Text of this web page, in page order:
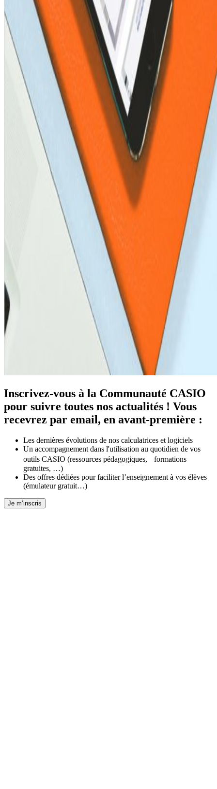
Inscrivez-vous à la Communauté CASIO
pour suivre toutes nos actualités ! Vous
recevrez par email, en avant-première :
Les dernières évolutions de nos calculatrices et logiciels
Un accompagnement dans l'utilisation au quotidien de vos
outils CASIO (ressources pédagogiques, formations
gratuites, …)
Des offres dédiées pour faciliter l’enseignement à vos élèves
(émulateur gratuit…)
Je m’inscris